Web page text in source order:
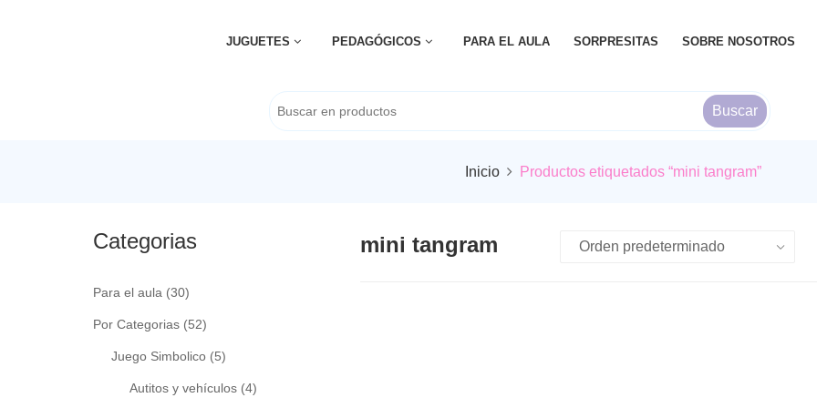
JUGUETES PEDAGÓGICOS PARA EL AULA SORPRESITAS SOBRE NOSOTROS
Buscar
Inicio Productos etiquetados “mini tangram”
Categorias
Para el aula (30)
Por Categorias (52)
Juego Simbolico (5)
Autitos y vehículos (4)
mini tangram